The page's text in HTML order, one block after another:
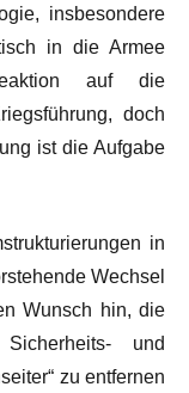
insbesondere
in die Armee
auf die
doch
ist die Aufgabe
in
Wechsel
Wunsch hin, die
und
zu entfernen